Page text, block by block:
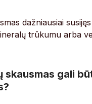
dažniausiai
trūkumu arba
skausmas gali